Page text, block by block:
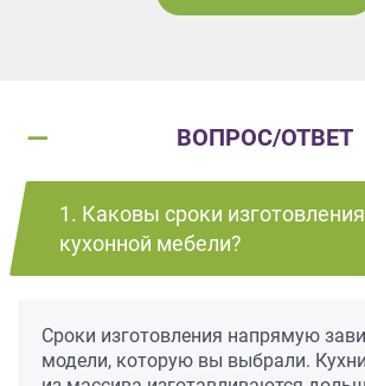
ВОПРОС/ОТВЕТ
1. Каковы сроки изготовления
кухонной мебели?
Сроки изготовления напрямую
модели, которую вы выбрали.